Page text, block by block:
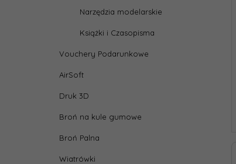
Narzędzia modelarskie
Książki i Czasopisma
Vouchery Podarunkowe
AirSoft
Druk 3D
Broń na kule gumowe
Broń Palna
Wiatrówki